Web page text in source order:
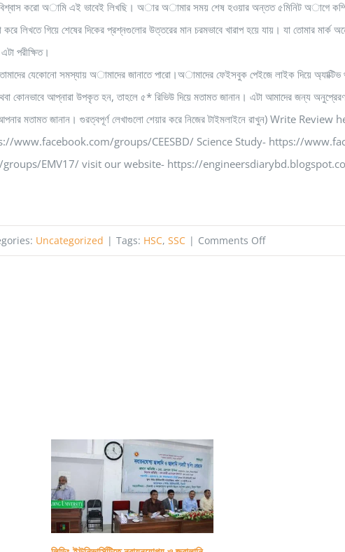
করো অামি এই ভাবেই লিখছি। অার অামার সময় শেষ হওয়ার অন্তত ৫মিনিট অাগে
লিখতে গিয়ে শেষের দিকের প্রশ্নগুলোর উত্তরের মান চরমভাবে খারাপ হয়ে যায়। যা তোমার
পরীক্ষিত।
যেকোনো সমস্যায় অামাদের জানাতে পারো।অামাদের ফেইসবুক পেইজে লাইক দিয়ে অ্যাক্টিভ
কোনভাবে আপ্নারা উপকৃত হন, তাহলে ৫* রিভিউ দিয়ে মতামত জানান। এটা আমাদের জন্য
আপনার মতামত জানান। গুরত্বপূর্ণ লেখাগুলো শেয়ার করে নিজের টাইমলাইনে
www.facebook.com/groups/CEESBD/ Science Study- https://
EMV17/ visit our website- https://
Uncategorized | Tags: HSC, SSC | Comments Offon